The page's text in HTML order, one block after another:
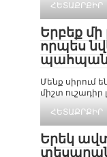
ՀԵՏԱՔՐՔԻՐ
Երբեք մի
որպես
Մենք սիրում
միշտ ուշադիր
ՀԵՏԱՔՐՔԻՐ
Երեկ